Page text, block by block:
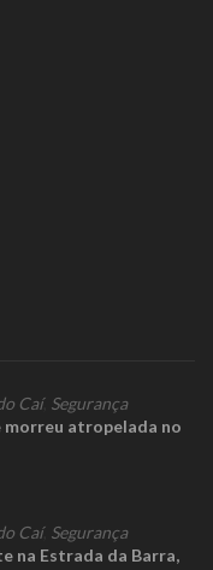
Caí, Segurança
atropelada no
Caí, Segurança
na Estrada da Barra,